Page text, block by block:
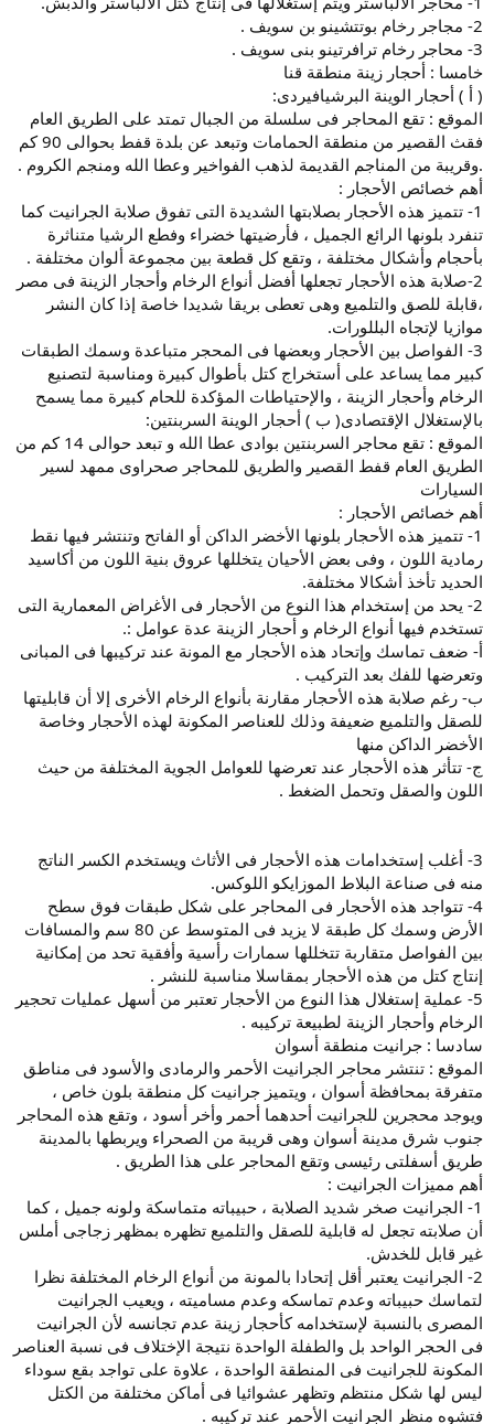
2- مجاجر رخام بوتتشينو بن سويف .
3- محاجر رخام ترافرتينو بنى سويف .
خامسا : أحجار زينة منطقة قنا
( أ ) أحجار الوينة البرشيافيردى:
الموقع : تقع المحاجر فى سلسلة من الجبال تمتد على الطريق العام
فقث القصير من منطقة الحمامات وتبعد عن بلدة قفط بحوالى 90 كم
.وقريبة من المناجم القديمة لذهب الفواخير وعطا الله ومنجم الكروم .
أهم خصائص الأحجار :
1- تتميز هذه الأحجار بصلابتها الشديدة التى تفوق صلابة الجرانيت كما
تنفرد بلونها الرائع الجميل ، فأرضيتها خضراء وفطع الرشيا متناثرة
بأحجام وأشكال مختلفة ، وتقع كل قطعة بين مجموعة ألوان مختلفة .
2-صلابة هذه الأحجار تجعلها أفضل أنواع الرخام وأحجار الزينة فى مصر
،قابلة للصق والتلميع وهى تعطى بريقا شديدا خاصة إذا كان النشر
موازيا لإتجاه البللورات.
3- الفواصل بين الأحجار وبعضها فى المحجر متباعدة وسمك الطبقات
كبير مما يساعد على أستخراج كتل بأطوال كبيرة ومناسبة لتصنيع
الرخام وأحجار الزينة ، والإحتياطات المؤكدة للحام كبيرة مما يسمح
بالإستغلال الإقتصادى( ب ) أحجار الوينة السربنتين:
الموقع : تقع محاجر السربنتين بوادى عطا الله و تبعد حوالى 14 كم من
الطريق العام قفط القصير والطريق للمحاجر صحراوى ممهد لسير
السيارات
أهم خصائص الأحجار :
1- تتميز هذه الأحجار بلونها الأخضر الداكن أو الفاتح وتنتشر فيها نقط
رمادية اللون ، وفى بعض الأحيان يتخللها عروق بنية اللون من أكاسيد
الحديد تأخذ أشكالا مختلفة.
2- يحد من إستخدام هذا النوع من الأحجار فى الأغراض المعمارية التى
تستخدم فيها أنواع الرخام و أحجار الزينة عدة عوامل :.
أ- ضعف تماسك وإتحاد هذه الأحجار مع المونة عند تركيبها فى المبانى
وتعرضها للفك بعد التركيب .
ب- رغم صلابة هذه الأحجار مقارنة بأنواع الرخام الأخرى إلا أن قابليتها
للصقل والتلميع ضعيفة وذلك للعناصر المكونة لهذه الأحجار وخاصة
الأخضر الداكن منها
ج- تتأثر هذه الأحجار عند تعرضها للعوامل الجوية المختلفة من حيث
اللون والصقل وتحمل الضغط .
3- أغلب إستخدامات هذه الأحجار فى الأثاث ويستخدم الكسر الناتج
منه فى صناعة البلاط الموزايكو اللوكس.
4- تتواجد هذه الأحجار فى المحاجر على شكل طبقات فوق سطح
الأرض وسمك كل طبقة لا يزيد فى المتوسط عن 80 سم والمسافات
بين الفواصل متقاربة تتخللها سمارات رأسية وأفقية تحد من إمكانية
إنتاج كتل من هذه الأحجار بمقاسلا مناسبة للنشر .
5- عملية إستغلال هذا النوع من الأحجار تعتبر من أسهل عمليات تحجير
الرخام وأحجار الزينة لطبيعة تركيبه .
سادسا : جرانيت منطقة أسوان
الموقع : تنتشر محاجر الجرانيت الأحمر والرمادى والأسود فى مناطق
متفرقة بمحافظة أسوان ، ويتميز جرانيت كل منطقة بلون خاص ،
ويوجد محجرين للجرانيت أحدهما أحمر وأخر أسود ، وتقع هذه المحاجر
جنوب شرق مدينة أسوان وهى قريبة من الصحراء ويربطها بالمدينة
طريق أسفلتى رئيسى وتقع المحاجر على هذا الطريق .
أهم مميزات الجرانيت :
1- الجرانيت صخر شديد الصلابة ، حبيباته متماسكة ولونه جميل ، كما
أن صلابته تجعل له قابلية للصقل والتلميع تظهره بمظهر زجاجى أملس
غير قابل للخدش.
2- الجرانيت يعتبر أقل إتحادا بالمونة من أنواع الرخام المختلفة نظرا
لتماسك حبيباته وعدم تماسكه وعدم مساميته ، ويعيب الجرانيت
المصرى بالنسبة لإستخدامه كأحجار زينة عدم تجانسه لأن الجرانيت
فى الحجر الواحد بل والطفلة الواحدة نتيجة الإختلاف فى نسبة العناصر
المكونة للجرانيت فى المنطقة الواحدة ، علاوة على تواجد بقع سوداء
ليس لها شكل منتظم وتظهر عشوائيا فى أماكن مختلفة من الكتل
فتشوه منظر الجرانيت الأحمر عند تركيبه .